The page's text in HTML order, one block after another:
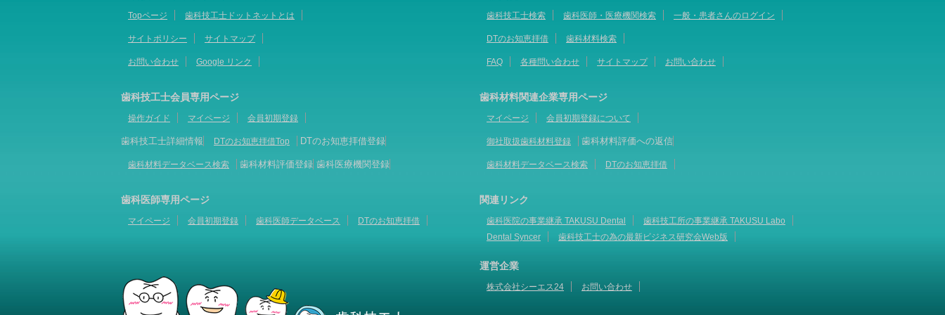
Topページ 歯科技工士ドットネットとは
サイトポリシー サイトマップ
お問い合わせ Google リンク
歯科技工士検索 歯科医師・医療機関検索 一般・患者さんのログイン
DTのお知恵拝借 歯科材料検索
FAQ 各種問い合わせ サイトマップ お問い合わせ
歯科技工士会員専用ページ
操作ガイド マイページ 会員初期登録
歯科技工士詳細情報 DTのお知恵拝借Top DTのお知恵拝借登録
歯科材料データベース検索 歯科材料評価登録 歯科医療機関登録
歯科材料関連企業専用ページ
マイページ 会員初期登録について
御社取扱歯科材料登録 歯科材料評価への返信
歯科材料データベース検索 DTのお知恵拝借
歯科医師専用ページ
マイページ 会員初期登録 歯科医師データベース DTのお知恵拝借
関連リンク
歯科医院の事業継承 TAKUSU Dental
歯科技工所の事業継承 TAKUSU Labo
Dental Syncer
歯科技工士の為の最新ビジネス研究会Web版
運営企業
株式会社シーエス24 お問い合わせ